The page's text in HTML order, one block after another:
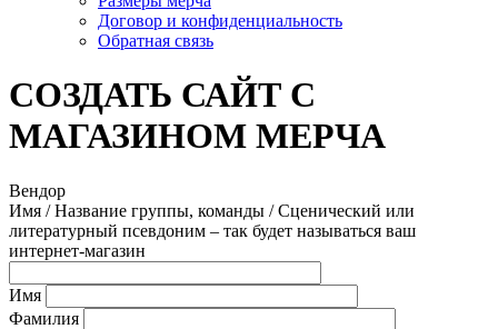
Договор и конфиденциальность
Обратная связь
СОЗДАТЬ САЙТ С
МАГАЗИНОМ МЕРЧА
Вендор
Имя / Название группы, команды / Сценический или
литературный псевдоним – так будет называться ваш
интернет-магазин
Имя
Фамилия